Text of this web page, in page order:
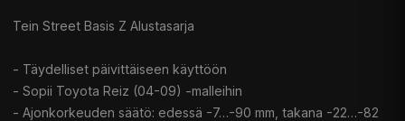
Tein Street Basis Z Alustasarja
- Täydelliset päivittäiseen käyttöön
- Sopii Toyota Reiz (04-09) -malleihin
- Ajonkorkeuden säätö: edessä -7…-90 mm, takana -22…-82